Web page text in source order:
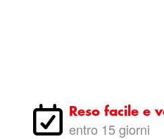
Reso facile e
entro 15 giorni